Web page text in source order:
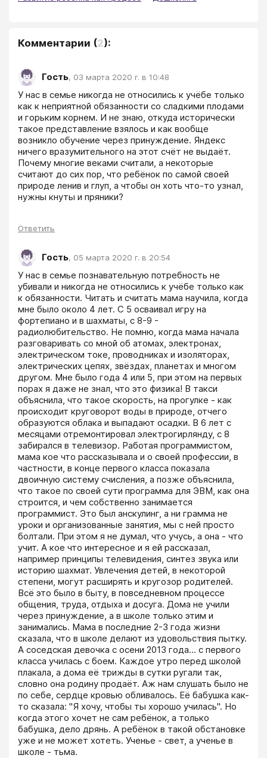
Комментарии (2):
Гость, 03 марта 2020 г. в 10:48
У нас в семье никогда не относились к учёбе только
как к неприятной обязанности со сладкими плодами
и горьким корнем. И не знаю, откуда исторически
такое представление взялось и как вообще
возникло обучение через принуждение. Яндекс
ничего вразумительного на этот счёт не выдаёт.
Почему многие веками считали, а некоторые
считают до сих пор, что ребёнок по самой своей
природе ленив и глуп, а чтобы он хоть что-то узнал,
нужны кнуты и пряники?
Ответить
Гость, 05 марта 2020 г. в 20:54
У нас в семье познавательную потребность не
убивали и никогда не относились к учёбе только как
к обязанности. Читать и считать мама научила, когда
мне было около 4 лет. С 5 осваивал игру на
фортепиано и в шахматы, с 8-9 -
радиолюбительство. Не помню, когда мама начала
разговаривать со мной об атомах, электронах,
электрическом токе, проводниках и изоляторах,
электрических цепях, звёздах, планетах и многом
другом. Мне было года 4 или 5, при этом на первых
порах я даже не знал, что это физика! В такси
объяснила, что такое скорость, на прогулке - как
происходит круговорот воды в природе, отчего
образуются облака и выпадают осадки. В 6 лет с
месяцами отремонтировал электрогирлянду, с 8
забирался в телевизор. Работая программистом,
мама кое что рассказывала и о своей профессии, в
частности, в конце первого класса показала
двоичную систему счисления, а позже объяснила,
что такое по своей сути программа для ЭВМ, как она
строится, и чем собственно занимается
программист. Это был анскулинг, а ни грамма не
уроки и организованные занятия, мы с ней просто
болтали. При этом я не думал, что учусь, а она - что
учит. А кое что интересное и я ей рассказал,
например принципы телевидения, синтез звука или
историю шахмат. Увлечения детей, в некоторой
степени, могут расширять и кругозор родителей.
Всё это было в быту, в повседневном процессе
общения, труда, отдыха и досуга. Дома не учили
через принуждение, а в школе только этим и
занимались. Мама в последние 2-3 года жизни
сказала, что в школе делают из удовольствия пытку.
А соседская девочка с осени 2013 года... с первого
класса училась с боем. Каждое утро перед школой
плакала, а дома её трижды в сутки ругали так,
словно она родину продаёт. Аж нам слушать было не
по себе, сердце кровью обливалось. Её бабушка как-
то сказала: "Я хочу, чтобы ты хорошо училась". Но
когда этого хочет не сам ребёнок, а только
бабушка, дело дрянь. А ребёнок в такой обстановке
уже и не может хотеть. Ученье - свет, а ученье в
школе - тьма.